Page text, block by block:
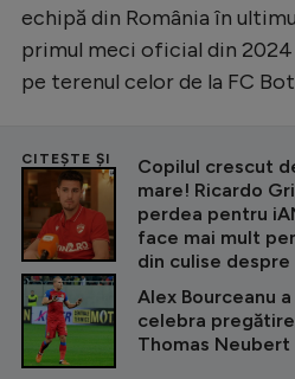
echipă din România în
primul meci oficial din 2024
pe terenul celor de la FC
CITEȘTE ȘI
Copilul crescut
mare! Ricardo
perdea pentru
face mai mult
din culise
Alex Bourceanu
celebra
Thomas Neubert